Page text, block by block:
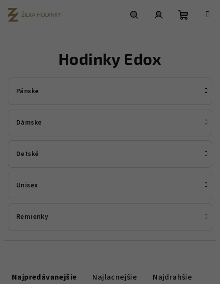
obsah
Hodinky Edox
Pánske
Dámske
Detské
Unisex
Remienky
Najpredávanejšie Najlacnejšie Najdrahšie